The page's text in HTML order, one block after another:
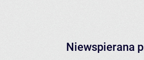
Niewspierana